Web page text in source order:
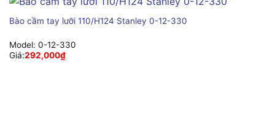
Bào cầm tay lưỡi 110/H124 Stanley 0-12-330
Model: 0-12-330
Giá:292,000₫